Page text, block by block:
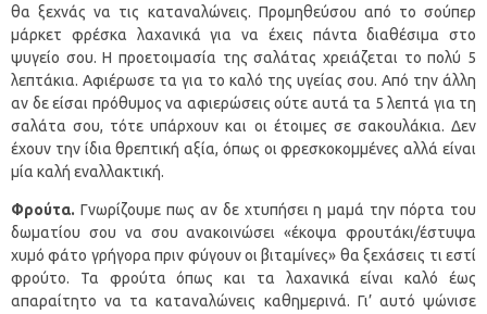
θα ξεχνάς να τις καταναλώνεις. Προμηθεύσου από το σούπερ
μάρκετ φρέσκα λαχανικά για να έχεις πάντα διαθέσιμα στο
ψυγείο σου. Η προετοιμασία της σαλάτας χρειάζεται το πολύ 5
λεπτάκια. Αφιέρωσε τα για το καλό της υγείας σου. Από την άλλη
αν δε είσαι πρόθυμος να αφιερώσεις ούτε αυτά τα 5 λεπτά για τη
σαλάτα σου, τότε υπάρχουν και οι έτοιμες σε σακουλάκια. Δεν
έχουν την ίδια θρεπτική αξία, όπως οι φρεσκοκομμένες αλλά είναι
μία καλή εναλλακτική.
Φρούτα. Γνωρίζουμε πως αν δε χτυπήσει η μαμά την πόρτα του
δωματίου σου να σου ανακοινώσει «έκοψα φρουτάκι/έστυψα
χυμό φάτο γρήγορα πριν φύγουν οι βιταμίνες» θα ξεχάσεις τι εστί
φρούτο. Τα φρούτα όπως και τα λαχανικά είναι καλό έως
απαραίτητο να τα καταναλώνεις καθημερινά. Γι’ αυτό ψώνισε